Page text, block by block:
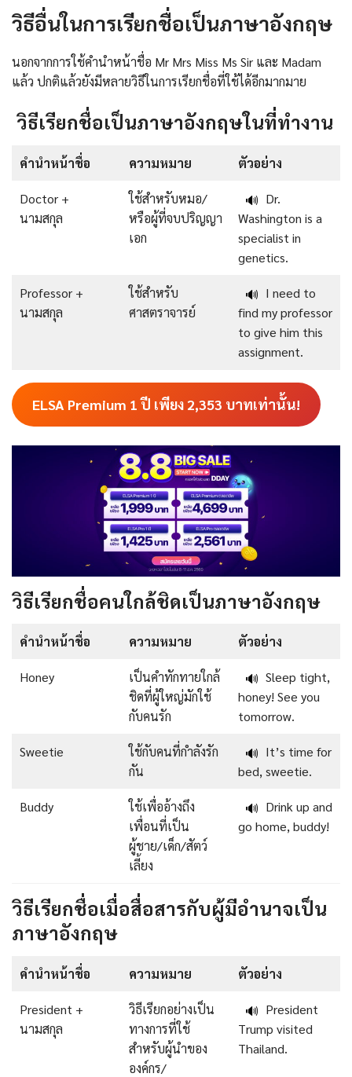
วิธีอื่นในการเรียกชื่อเป็นภาษาอังกฤษ
นอกจากการใช้คำนำหน้าชื่อ Mr Mrs Miss Ms Sir และ Madam
แล้ว ปกติแล้วยังมีหลายวิธีในการเรียกชื่อที่ใช้ได้อีกมากมาย
วิธีเรียกชื่อเป็นภาษาอังกฤษในที่ทำงาน
คำนำหน้าชื่อ ความหมาย ตัวอย่าง
Doctor +
นามสกุล
ใช้สำหรับหมอ/
หรือผู้ที่จบปริญญา
เอก
🔊 Dr.
Washington is a
specialist in
genetics.
Professor +
นามสกุล
ใช้สำหรับ
ศาสตราจารย์
🔊 I need to
find my professor
to give him this
assignment.
ELSA Premium 1 ปี เพียง2,353 บาทเท่านั้น!
วิธีเรียกชื่อคนใกล้ชิดเป็นภาษาอังกฤษ
คำนำหน้าชื่อ ความหมาย ตัวอย่าง
Honey
เป็นคำทักทายใกล้
ชิดที่ผู้ใหญ่มักใช้
กับคนรัก
🔊 Sleep tight,
honey! See you
tomorrow.
Sweetie
ใช้กับคนที่กำลังรัก
กัน
🔊 It’s time for
bed, sweetie.
Buddy
ใช้เพื่ออ้างถึง
เพื่อนที่เป็น
ผู้ชาย/เด็ก/สัตว์
เลี้ยง
🔊 Drink up and
go home, buddy!
วิธีเรียกชื่อเมื่อสื่อสารกับผู้มีอำนาจเป็น
ภาษาอังกฤษ
คำนำหน้าชื่อ ความหมาย ตัวอย่าง
President +
นามสกุล
วิธีเรียกอย่างเป็น
ทางการที่ใช้
สำหรับผู้นำของ
องค์กร/
🔊 President
Trump visited
Thailand.